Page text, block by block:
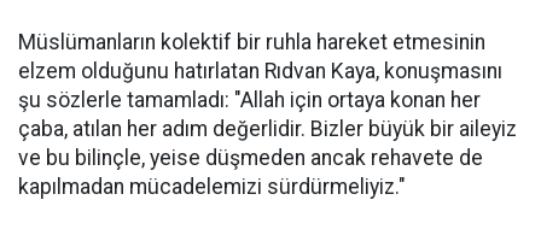
Müslümanların kolektif bir ruhla hareket etmesinin
elzem olduğunu hatırlatan Rıdvan Kaya, konuşmasını
şu sözlerle tamamladı: "Allah için ortaya konan her
çaba, atılan her adım değerlidir. Bizler büyük bir aileyiz
ve bu bilinçle, yeise düşmeden ancak rehavete de
kapılmadan mücadelemizi sürdürmeliyiz."